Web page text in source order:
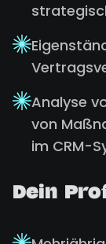
Analyse
von
im CRM-
Dein